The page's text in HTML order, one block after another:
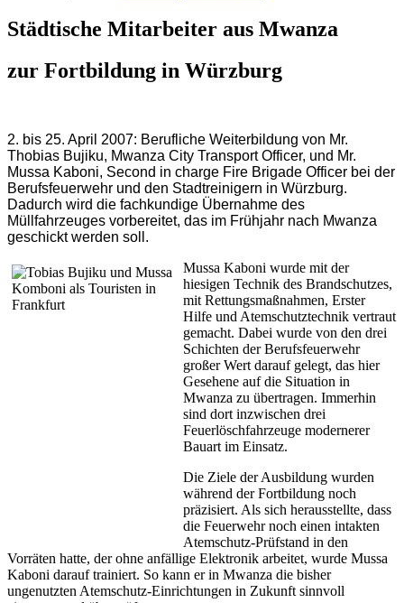
Städtische Mitarbeiter aus Mwanza
zur Fortbildung in Würzburg
2. bis 25. April 2007: Berufliche Weiterbildung von Mr.
Thobias Bujiku, Mwanza City Transport Officer, und Mr.
Mussa Kaboni, Second in charge Fire Brigade Officer bei der
Berufsfeuerwehr und den Stadtreinigern in Würzburg.
Dadurch wird die fachkundige Übernahme des
Müllfahrzeuges vorbereitet, das im Frühjahr nach Mwanza
geschickt werden soll.
Mussa Kaboni wurde mit der
hiesigen Technik des Brandschutzes,
mit Rettungsmaßnahmen, Erster
Hilfe und Atemschutztechnik vertraut
gemacht. Dabei wurde von den drei
Schichten der Berufsfeuerwehr
großer Wert darauf gelegt, das hier
Gesehene auf die Situation in
Mwanza zu übertragen. Immerhin
sind dort inzwischen drei
Feuerlöschfahrzeuge modernerer
Bauart im Einsatz.
Die Ziele der Ausbildung wurden
während der Fortbildung noch
präzisiert. Als sich herausstellte, dass
die Feuerwehr noch einen intakten
Atemschutz-Prüfstand in den
Vorräten hatte, der ohne anfällige Elektronik arbeitet, wurde Mussa
Kaboni darauf trainiert. So kann er in Mwanza die bisher
ungenutzten Atemschutz-Einrichtungen in Zukunft sinnvoll